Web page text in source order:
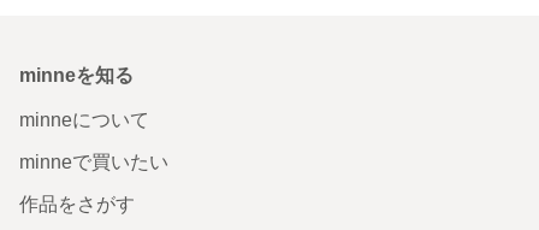
minneを知る
minneについて
minneで買いたい
作品をさがす